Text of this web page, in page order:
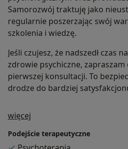
Samorozwój traktuję jako
regularnie poszerzając swój
szkolenia i wiedzę.
Jeśli czujesz, że nadszedł czas
zdrowie psychiczne,
pierwszej konsultacji. To
drodze do bardziej
więcej
Podejście terapeutyczne